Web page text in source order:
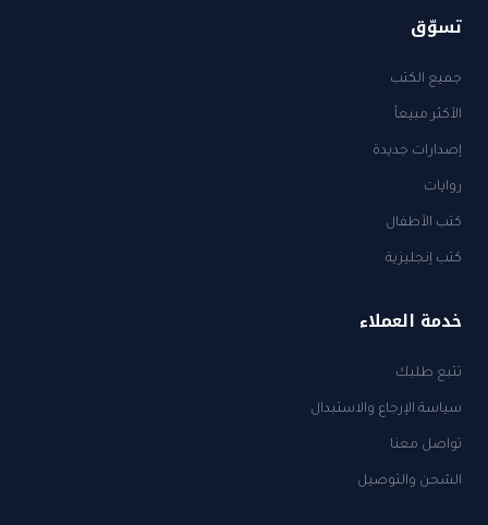
تسوّق
جميع الكتب
الأكثر مبيعاً
إصدارات جديدة
روايات
كتب الأطفال
كتب إنجليزية
خدمة العملاء
تتبع طلبك
سياسة الإرجاع والاستبدال
تواصل معنا
الشحن والتوصيل